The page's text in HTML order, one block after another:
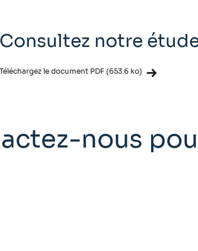
Consultez notre
Téléchargez le document PDF (653.6 ko)
nous